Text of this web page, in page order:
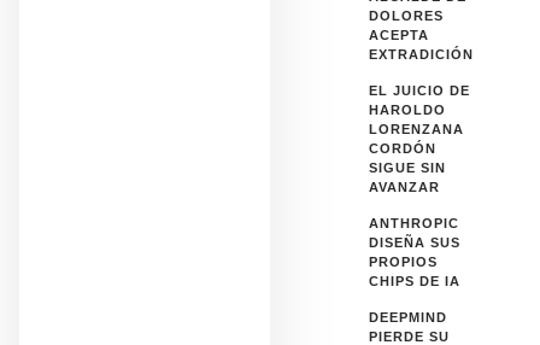
DOLORES
ACEPTA
EXTRADICIÓN
EL JUICIO DE
HAROLDO
LORENZANA
CORDÓN
SIGUE SIN
AVANZAR
ANTHROPIC
DISEÑA SUS
PROPIOS
CHIPS DE IA
DEEPMIND
PIERDE SU